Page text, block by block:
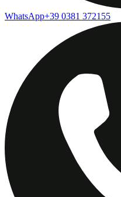
WhatsApp+39 0381 372155